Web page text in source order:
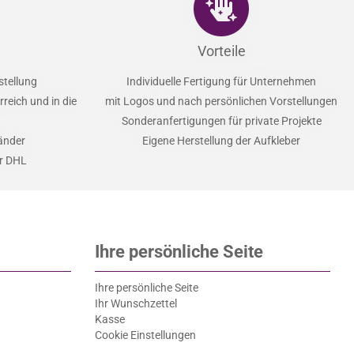
und in die
Vorteile
Individuelle Fertigung für Unternehmen
mit Logos und nach persönlichen Vorstellungen
Sonderanfertigungen für private Projekte
Eigene Herstellung der Aufkleber
Ihre persönliche Seite
Ihre persönliche Seite
Ihr Wunschzettel
Kasse
Cookie Einstellungen